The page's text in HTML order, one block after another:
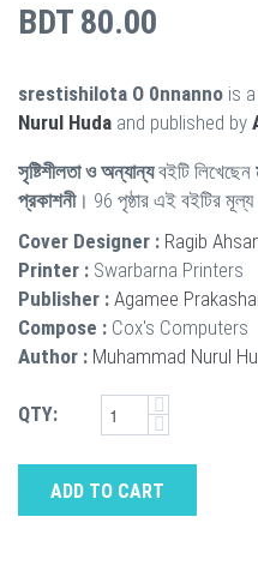
BDT 80.00
srestishilota O 0nnanno is
Nurul Huda and published by
সৃষ্টিশীলতা ও অন্যান্যবইটি লিখেছেন
প্রকাশনী। 96 পৃষ্ঠার এই বইটির মূল্য
Cover Designer : Ragib
Printer : Swarbarna Printers
Publisher : Agamee
Compose : Cox's Computers
Author : Muhammad Nurul
QTY:
ADD TO CART